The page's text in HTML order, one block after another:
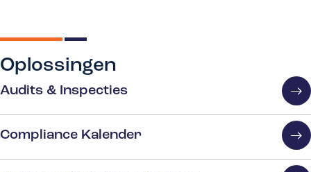
Oplossingen
Audits & Inspecties
Compliance Kalender